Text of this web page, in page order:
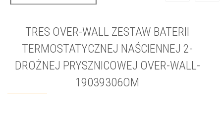
TRES OVER-WALL ZESTAW BATERII
TERMOSTATYCZNEJ NAŚCIENNEJ 2-
DROŻNEJ PRYSZNICOWEJ OVER-WALL-
19039306OM